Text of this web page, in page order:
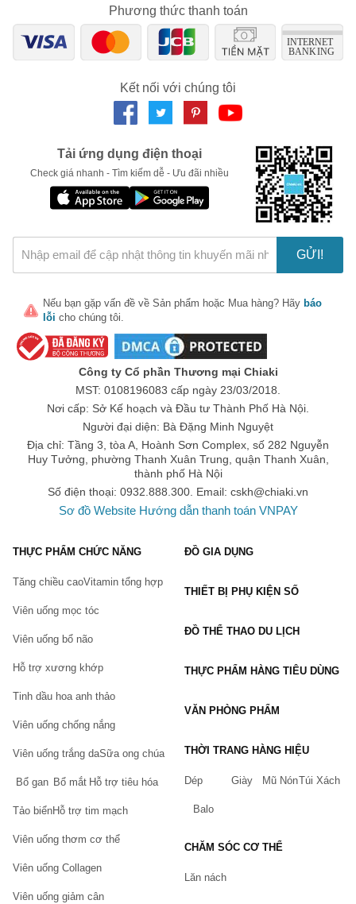
từ ​​các thành phần tự nhiên như hạt cây xương rồng, tinh dầu hạt
hướng dương và tinh dầu hoa nhài giúp dưỡng ẩm, cải thiện độ
đàn hồi và giảm nắng.
Dầu Cám Gạo Milaganics chứa nhiều vitamin E và axit béo
không giúp giữ ẩm cho da, cải thiện độ đàn hồi và làm giảm sự
xuất hiện của da mặt.
Dầu Cải Thiện Vết Rạn Da Anumi Mummy Soother
Stretch Mark
Dầu Rạn Da Anumi Mummy Soother Stretch Mark bao gồm
các thành phần dưỡng chất thiên nhiên như dầu hạt jojoba, dầu
hạt cám gạo và dầu hạt nho giúp cải thiện độ đàn hồi, làm giảm
nắng và làm sáng da.
Massage
Dầu mát xa Siberian Pure Herbs Collection Extra Rich
Massage
chiết xuất thành phần tự nhiên như tinh dầu cây lạc tiên, dầu hoa
hướng dương và vitamin E giúp giữ ẩm cho da, cải thiện độ đàn
hồi và làm giảm tàn nhang.
Mua dầu dưỡng thể chính hãng, giá tốt ở
đâu?
Hiện nay, các sản phẩm dầu dưỡng thể chính hãng
sản phẩm dưỡng da đang được bán tại Sàn thương mại điện
Chiaki trên toàn quốc.
hotline:
Website: Chiaki.vn
Hotline: 0932.888.300
Email:
cskh@chiaki.vn
Địa chỉ: Tầng 3, tòa A, Hoành Sơn Complex, số 282 Nguyễn
Huy Tưởng, Thanh Xuân Trung, Thanh Xuân, Hà Nội.
<<------------------------------------->>
Chiaki.vn bạn sẽ được hưởng những quyền lợi:
100% sản phẩm chính hãng. Có tem dán đảm bảo của
hỏng hóc trong quá trình vận chuyển. (Xem thêm: Chính
Giao hàng thu tiền, thanh toán online nhiều phương thức.
Tích điểm đổi quà và nhiều ưu đãi theo sự kiện khác.
Cách đặt hàng tại Chiaki.vn
Quý khách có thể tham khảohướng dẫn đặt hàng tại
Chiakichúng tôi sẽ liên hệ lại Quý Khách trong thời gian
Phương thức thanh toán
Kết nối với chúng tôi
Tải ứng dụng điện thoại
Check giá nhanh - Tìm kiếm dễ - Ưu đãi nhiều
GỬI!
Nếu bạn gặp vấn đề về Sản phẩm hoặc Mua hàng? Hãy báo
lỗi cho chúng tôi.
Công ty Cổ phần Thương mại Chiaki
MST: 0108196083 cấp ngày 23/03/2018.
Nơi cấp: Sở Kế hoạch và Đầu tư Thành Phố Hà Nội.
Người đại diện: Bà Đặng Minh Nguyệt
Địa chỉ: Tầng 3, tòa A, Hoành Sơn Complex, số 282 Nguyễn
Huy Tưởng, phường Thanh Xuân Trung, quận Thanh Xuân,
thành phố Hà Nội
Số điện thoại: 0932.888.300. Email: cskh@chiaki.vn
Sơ đồ Website Hướng dẫn thanh toán VNPAY
THỰC PHẨM CHỨC NĂNG
Tăng chiều caoVitamin tổng hợp
Viên uống mọc tóc
Viên uống bổ não
Hỗ trợ xương khớp
Tinh dầu hoa anh thảo
Viên uống chống nắng
Viên uống trắng daSữa ong chúa
Bổ gan Bổ mắt Hỗ trợ tiêu hóa
Tảo biểnHỗ trợ tim mạch
Viên uống thơm cơ thể
Viên uống Collagen
Viên uống giảm cân
ĐỒ GIA DỤNG
THIẾT BỊ PHỤ KIỆN SỐ
ĐỒ THỂ THAO DU LỊCH
THỰC PHẨM HÀNG TIÊU DÙNG
VĂN PHÒNG PHẨM
THỜI TRANG HÀNG HIỆU
Dép Giày Mũ NónTúi Xách
Balo
CHĂM SÓC CƠ THỂ
Lăn nách